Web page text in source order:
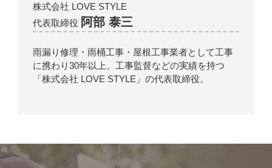
株式会社 LOVE STYLE
代表取締役 阿部 泰三
雨漏り修理・雨桶工事・屋根工事業者として工事
に携わり30年以上。工事監督などの実績を持つ
「株式会社 LOVE STYLE」の代表取締役。